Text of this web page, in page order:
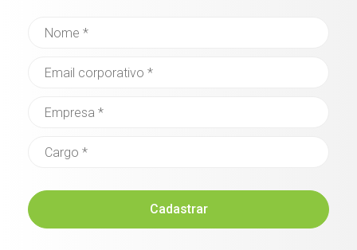
Cadastrar